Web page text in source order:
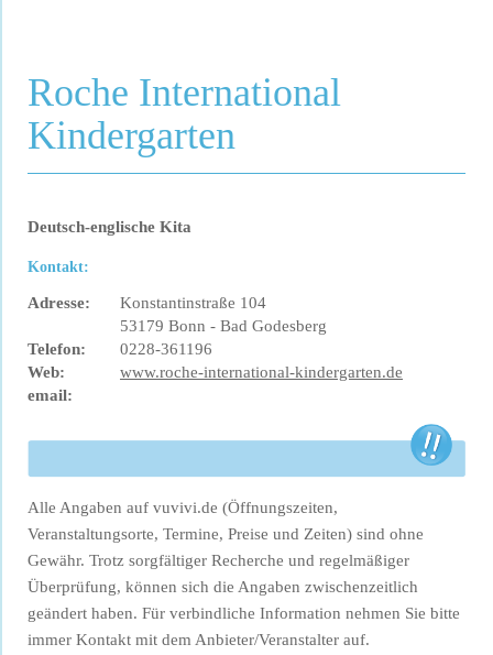
Roche International
Kindergarten
Deutsch-englische Kita
Kontakt:
Adresse:
Konstantinstraße 104
53179 Bonn - Bad Godesberg
Telefon:
0228-361196
Web:
www.roche-international-kindergarten.de
email:
Alle Angaben auf vuvivi.de (Öffnungszeiten,
Veranstaltungsorte, Termine, Preise und Zeiten) sind ohne
Gewähr. Trotz sorgfältiger Recherche und regelmäßiger
Überprüfung, können sich die Angaben zwischenzeitlich
geändert haben. Für verbindliche Information nehmen Sie bitte
immer Kontakt mit dem Anbieter/Veranstalter auf.